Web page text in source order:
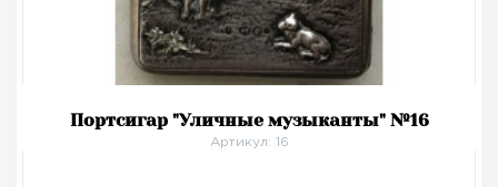
Портсигар "Уличные музыканты" №16
Артикул: 16